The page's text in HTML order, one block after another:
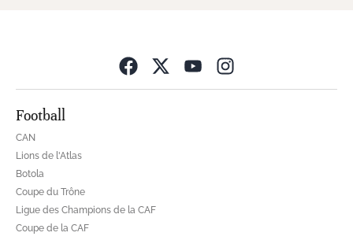
Football
CAN
Lions de l'Atlas
Botola
Coupe du Trône
Ligue des Champions de la CAF
Coupe de la CAF